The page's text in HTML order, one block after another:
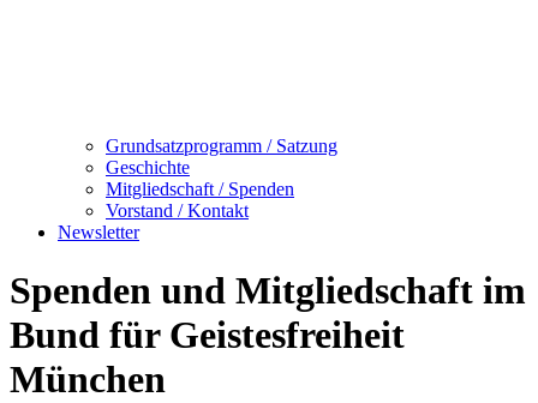
Grundsatzprogramm / Satzung
Geschichte
Mitgliedschaft / Spenden
Vorstand / Kontakt
Newsletter
Spenden und Mitgliedschaft im
Bund für Geistesfreiheit
München